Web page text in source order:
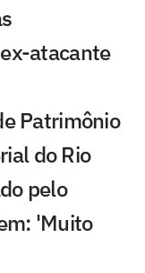
atacante
Patrimônio
do Rio
pelo
'Muito